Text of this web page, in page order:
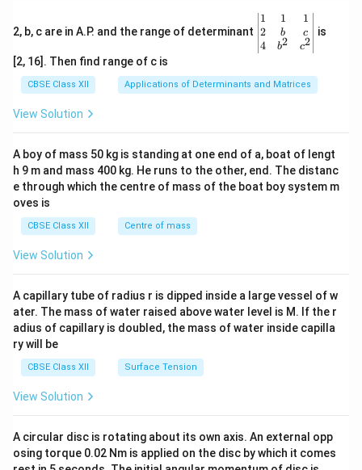
2, b, c are in A.P. and the range of determinant
\be
gin
{v
ma
x}1
&1
b&
c\\
4&
b^
tri
x}
1
2
4
1
b
b2
1
c
c2
is
[2, 16]. Then find range of c is
CBSE Class XII Applications of Determinants and Matrices
View Solution
A boy of mass 50 kg is standing at one end of a, boat of lengt
h 9 m and mass 400 kg. He runs to the other, end. The distanc
e through which the centre of mass of the boat boy system m
oves is
CBSE Class XII Centre of mass
View Solution
A capillary tube of radius r is dipped inside a large vessel of w
ater. The mass of water raised above water level is M. If the r
adius of capillary is doubled, the mass of water inside capilla
ry will be
CBSE Class XII Surface Tension
View Solution
A circular disc is rotating about its own axis. An external opp
osing torque 0.02 Nm is applied on the disc by which it comes